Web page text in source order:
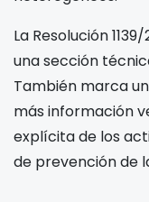
La Resolución
una sección
También marca
más información
explícita de los
de prevención de